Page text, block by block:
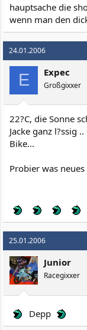
hauptsache die
wenn man den
24.01.2006
E Expec
Großgixxer
22?C, die Sonne
Jacke ganz l?ssig
Bike...
Probier was
25.01.2006
Junior
Racegixxer
Depp